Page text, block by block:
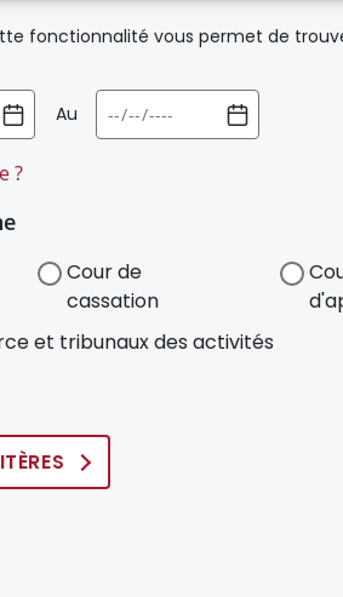
fonctionnalité vous permet de
Au
?
Cour de
cassation
et tribunaux des activités